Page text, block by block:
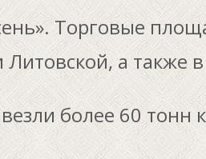
Торговые
а также
более 60